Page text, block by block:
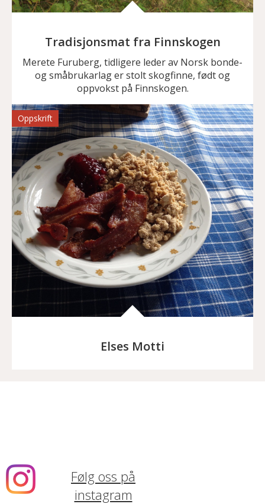
Tradisjonsmat fra Finnskogen
Merete Furuberg, tidligere leder av Norsk bonde-
og småbrukarlag er stolt skogfinne, født og
oppvokst på Finnskogen.
Oppskrift
Elses Motti
Følg oss på
instagram